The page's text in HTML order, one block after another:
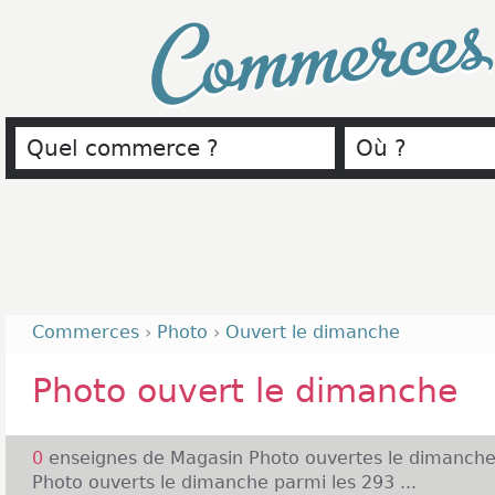
Commerces › Photo › Ouvert le dimanche
Photo ouvert le dimanche
0 enseignes de Magasin Photo ouvertes le
Photo ouverts le dimanche parmi les 293 ...